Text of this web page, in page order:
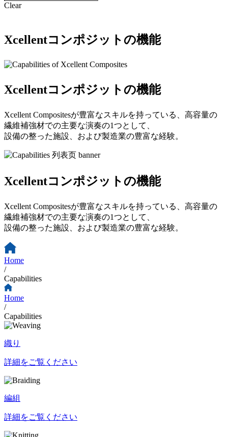
Clear
Xcellentコンポジットの機能
Xcellentコンポジットの機能
Xcellent Compositesが豊富なスキルを持っている、高容量の
繊維補強材での主要な演奏の1つとして、
設備の整った施設、および製造業の豊富な経験。
Xcellentコンポジットの機能
Xcellent Compositesが豊富なスキルを持っている、高容量の
繊維補強材での主要な演奏の1つとして、
設備の整った施設、および製造業の豊富な経験。
Home
/
Capabilities
Home
/
Capabilities
織り
詳細をご覧ください
編組
詳細をご覧ください